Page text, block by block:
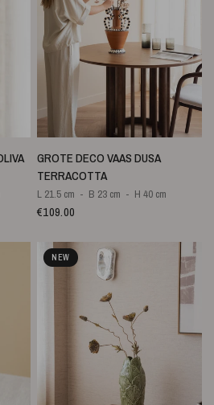
QUICK VIEW
GROTE DECO VAAS DUSA
TERRACOTTA
L 21.5 cm B 23 cm H 40 cm
€109.00
NEW